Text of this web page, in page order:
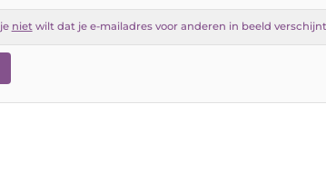
nietwilt dat je e-mailadres voor anderen in beeld verschijnt